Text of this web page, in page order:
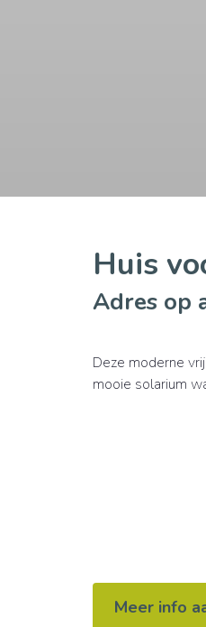
Huis
Adres op
Deze moderne
mooie solarium
Meer info